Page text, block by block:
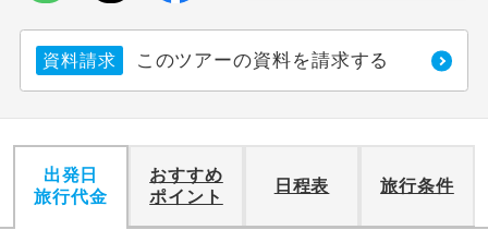
資料請求 このツアーの資料を請求する
出発日
旅行代金
おすすめ
ポイント
日程表 旅行条件